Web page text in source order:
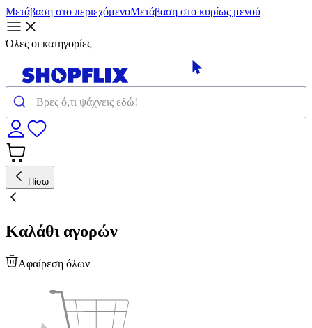
Μετάβαση στο περιεχόμενοΜετάβαση στο κυρίως μενού
Όλες οι κατηγορίες
Πίσω
Καλάθι αγορών
Αφαίρεση όλων